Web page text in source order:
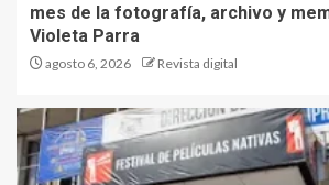
mes de la fotografía, archivo y
Violeta Parra
agosto 6, 2026 Revista digital